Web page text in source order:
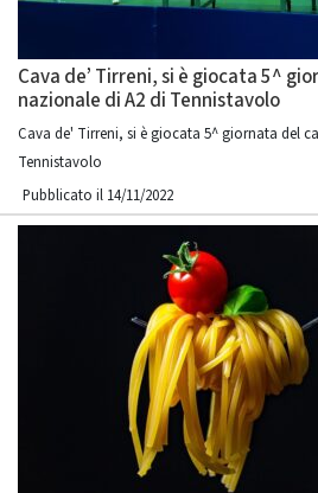
Cava de’ Tirreni, si è giocata 5^
nazionale di A2 di Tennistavolo
Cava de' Tirreni, si è giocata 5^ giornata del
Tennistavolo
Pubblicato il 14/11/2022